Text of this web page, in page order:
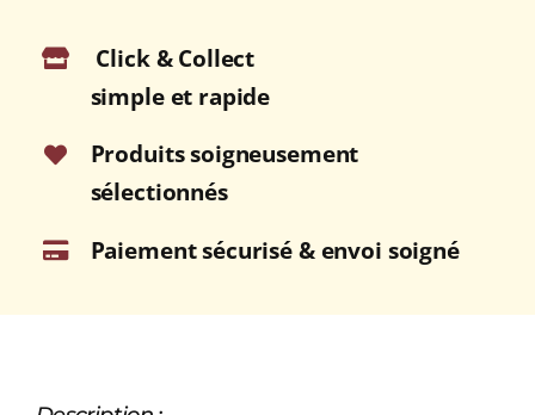
Click & Collect
simple et rapide
Produits soigneusement
sélectionnés
Paiement sécurisé & envoi soigné